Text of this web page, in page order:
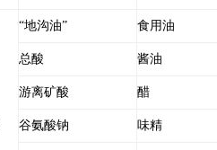
“地沟油” 食用油
总酸 酱油
游离矿酸 醋
谷氨酸钠 味精